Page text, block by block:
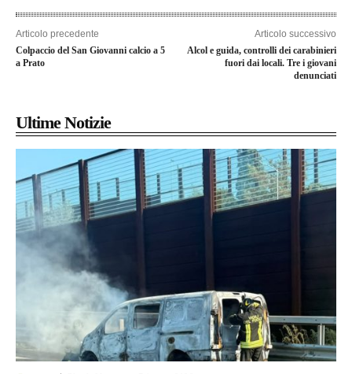
Articolo precedente
Colpaccio del San Giovanni calcio a 5
a Prato
Articolo successivo
Alcol e guida, controlli dei carabinieri
fuori dai locali. Tre i giovani
denunciati
Ultime Notizie